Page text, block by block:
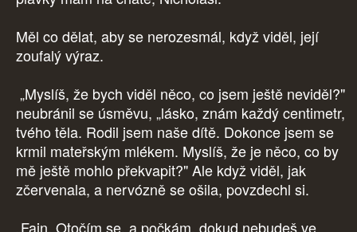
Měl co dělat, aby se nerozesmál, když viděl, její
zoufalý výraz.
„Myslíš, že bych viděl něco, co jsem ještě neviděl?"
neubránil se úsměvu, „lásko, znám každý centimetr,
tvého těla. Rodil jsem naše dítě. Dokonce jsem se
krmil mateřským mlékem. Myslíš, že je něco, co by
mě ještě mohlo překvapit?" Ale když viděl, jak
zčervenala, a nervózně se ošila, povzdechl si.
„Fajn. Otočím se, a počkám, dokud nebudeš ve